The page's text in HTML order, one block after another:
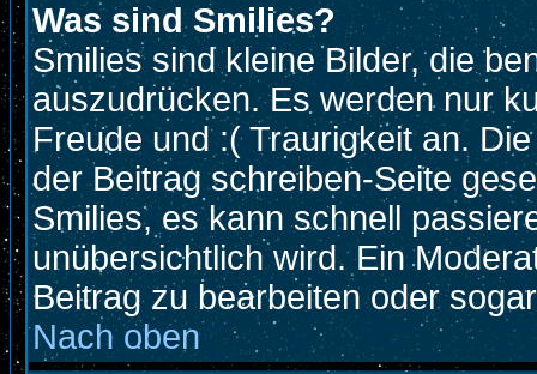
Was sind Smilies?
Smilies sind kleine Bilder, die
auszudrücken. Es werden nur
Freude und :( Traurigkeit an.
der Beitrag schreiben-Seite
Smilies, es kann schnell
unübersichtlich wird. Ein
Beitrag zu bearbeiten oder
Nach oben